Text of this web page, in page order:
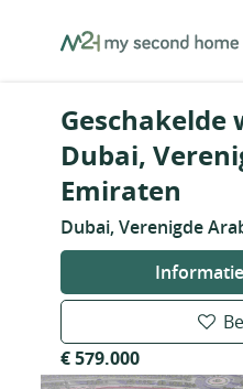
MySecondHome
Geschakelde
Dubai,
Emiraten
Dubai, Verenigde
€ 579.000